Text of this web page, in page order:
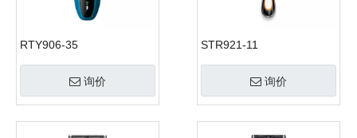
RTY906-35
询价
STR921-11
询价